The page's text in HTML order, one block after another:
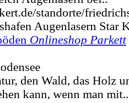
standorte/
Augenlasern Star
Onlineshop Parkett
den Wald, das Holz
kann, wenn man mit..